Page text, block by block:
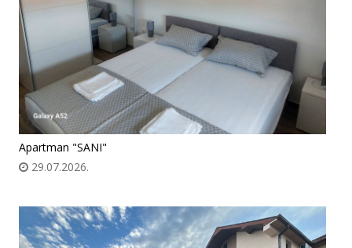
Apartman "SANI"
29.07.2026.